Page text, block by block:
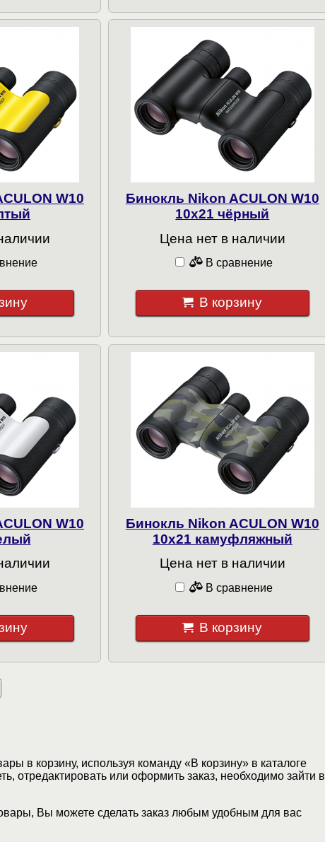
W10
Бинокль Nikon ACULON W10
10x21 чёрный
Цена нет в наличии
В сравнение
В корзину
W10
Бинокль Nikon ACULON W10
10x21 камуфляжный
Цена нет в наличии
В сравнение
В корзину
в корзину, используя команду «В корзину» в каталоге
отредактировать или оформить заказ, необходимо зайти в
Вы можете сделать заказ любым удобным для вас